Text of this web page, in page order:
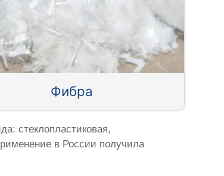
Фибра
стеклопластиковая,
в России получила